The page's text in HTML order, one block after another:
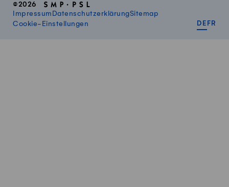
©2026
Impressum DatenschutzerklärungSitemap
Cookie-Einstellungen
DE FR